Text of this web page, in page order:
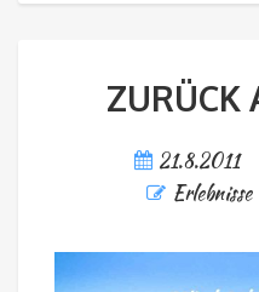
ZURÜCK
21.8.2011